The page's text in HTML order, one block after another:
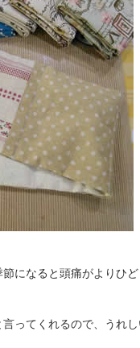
になると頭痛がよりひ
言ってくれるので、うれ